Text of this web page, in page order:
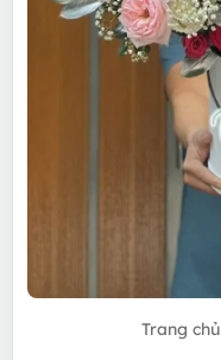
Trang chủ